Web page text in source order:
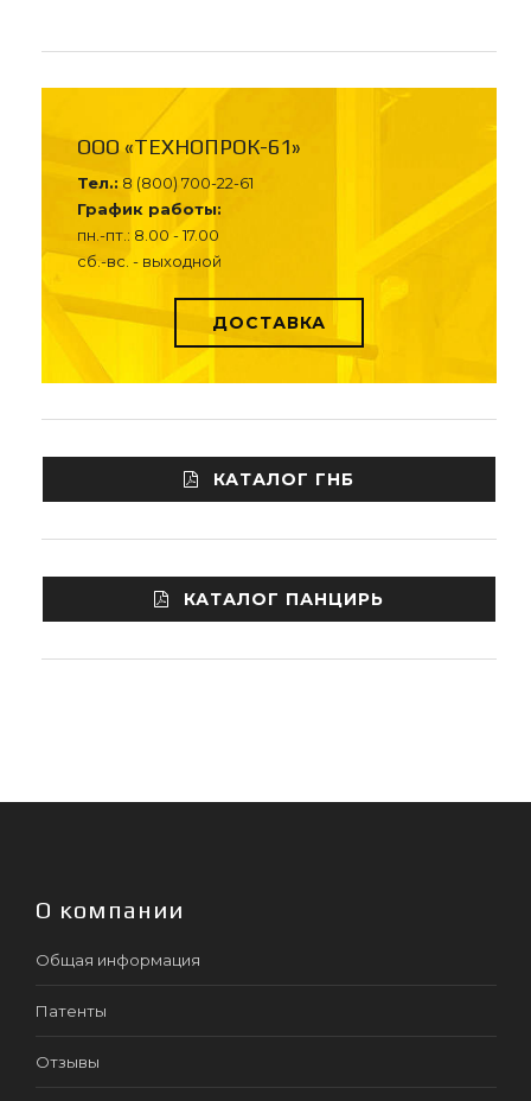
ООО «ТЕХНОПРОК-61»
Тел.: 8 (800) 700-22-61
График работы:
пн.-пт.: 8.00 - 17.00
сб.-вс. - выходной
ДОСТАВКА
КАТАЛОГ ГНБ
КАТАЛОГ ПАНЦИРЬ
О компании
Общая информация
Патенты
Отзывы